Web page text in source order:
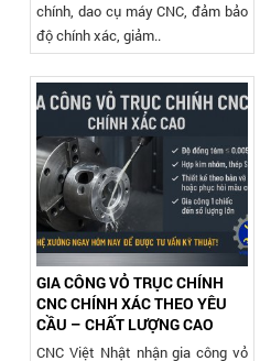
chính, dao cụ máy CNC, đảm bảo
độ chính xác, giảm..
GIA CÔNG VỎ TRỤC CHÍNH
CNC CHÍNH XÁC THEO YÊU
CẦU – CHẤT LƯỢNG CAO
CNC Việt Nhật nhận gia công vỏ